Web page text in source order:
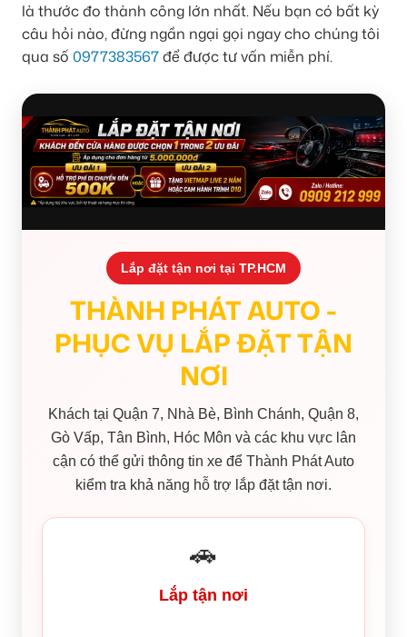
là thước đo thành công lớn nhất. Nếu bạn có bất kỳ
câu hỏi nào, đừng ngần ngại gọi ngay cho chúng tôi
qua số 0977383567để được tư vấn miễn phí.
Lắp đặt tận nơi tại TP.HCM
THÀNH PHÁT AUTO -
PHỤC VỤ LẮP ĐẶT TẬN
NƠI
Khách tại Quận 7, Nhà Bè, Bình Chánh, Quận 8,
Gò Vấp, Tân Bình, Hóc Môn và các khu vực lân
cận có thể gửi thông tin xe để Thành Phát Auto
kiểm tra khả năng hỗ trợ lắp đặt tận nơi.
🚗
Lắp tận nơi